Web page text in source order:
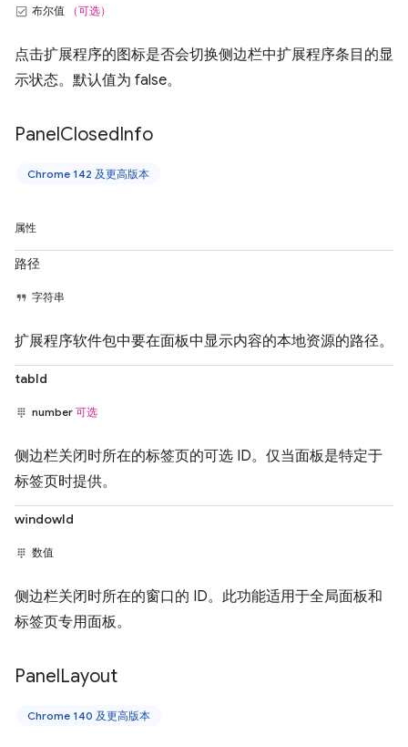
布尔值 （可选）
点击扩展程序的图标是否会切换侧边栏中扩展程序条目的显
示状态。默认值为 false。
PanelClosedInfo
Chrome 142 及更高版本
属性
路径
字符串
扩展程序软件包中要在面板中显示内容的本地资源的路径。
tabId
number 可选
侧边栏关闭时所在的标签页的可选 ID。仅当面板是特定于
标签页时提供。
windowId
数值
侧边栏关闭时所在的窗口的 ID。此功能适用于全局面板和
标签页专用面板。
PanelLayout
Chrome 140 及更高版本